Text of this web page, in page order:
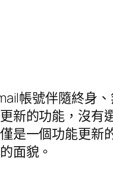
帳號伴隨終身
新的功能，沒
是一個功能更新
面貌。